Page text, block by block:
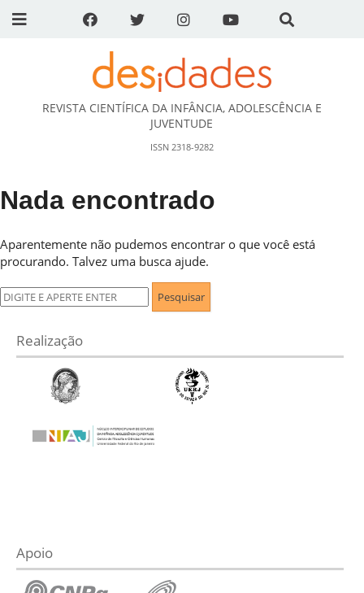
DESidades
REVISTA CIENTÍFICA DA INFÂNCIA, ADOLESCÊNCIA E
JUVENTUDE
ISSN 2318-9282
Nada encontrado
Aparentemente não pudemos encontrar o que você está
procurando. Talvez uma busca ajude.
Pesquisar
por:
Realização
Apoio